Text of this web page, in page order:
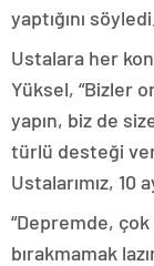
yaptığını söyledi.
Ustalara her
Yüksel, “Bizler
yapın, biz de
türlü desteği
Ustalarımız, 10
“Depremde, çok
bırakmamak